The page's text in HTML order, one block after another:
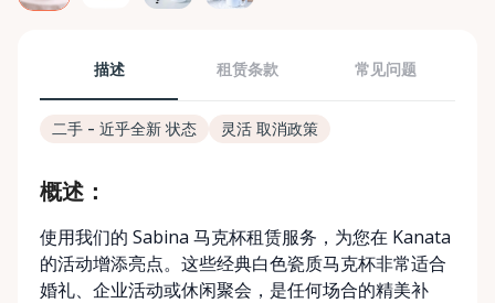
描述 租赁条款 常见问题
二手 - 近乎全新 状态 灵活 取消政策
概述：
使用我们的 Sabina 马克杯租赁服务，为您在 Kanata
的活动增添亮点。这些经典白色瓷质马克杯非常适合
婚礼、企业活动或休闲聚会，是任何场合的精美补